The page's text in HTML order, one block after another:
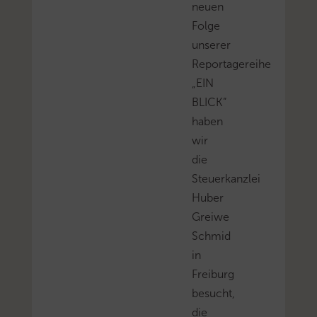
neuen
Folge
unserer
Reportagereihe
„EIN
BLICK“
haben
wir
die
Steuerkanzlei
Huber
Greiwe
Schmid
in
Freiburg
besucht,
die